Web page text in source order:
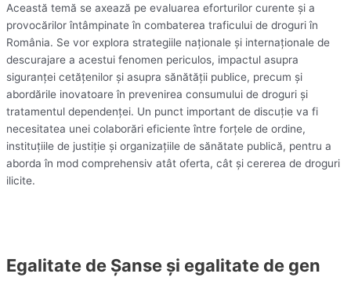
Această temă se axează pe evaluarea eforturilor curente și a
provocărilor întâmpinate în combaterea traficului de droguri în
România. Se vor explora strategiile naționale și internaționale de
descurajare a acestui fenomen periculos, impactul asupra
siguranței cetățenilor și asupra sănătății publice, precum și
abordările inovatoare în prevenirea consumului de droguri și
tratamentul dependenței. Un punct important de discuție va fi
necesitatea unei colaborări eficiente între forțele de ordine,
instituțiile de justiție și organizațiile de sănătate publică, pentru a
aborda în mod comprehensiv atât oferta, cât și cererea de droguri
ilicite.
Egalitate de Șanse și egalitate de gen